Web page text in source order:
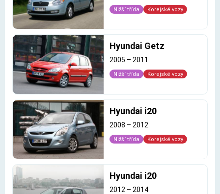
Nižší třída Korejské vozy
Hyundai Getz
2005 – 2011
Nižší třída Korejské vozy
Hyundai i20
2008 – 2012
Nižší třída Korejské vozy
Hyundai i20
2012 – 2014